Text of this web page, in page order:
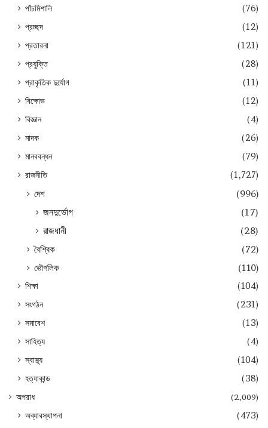
পাঁচমিশালি
(76)
প্রচ্ছদ
(12)
প্রতারনা
(121)
প্রযুক্তি
(28)
প্রাকৃতিক দুর্যোগ
(11)
বিক্ষোভ
(12)
বিজ্ঞান
(4)
মাদক
(26)
মানববন্ধন
(79)
রাজনীতি
(1,727)
দেশ
(996)
জনদুর্ভোগ
(17)
রাজধানী
(28)
বৈশ্বিক
(72)
ভৌগলিক
(110)
শিক্ষা
(104)
সংগঠন
(231)
সমাবেশ
(13)
সাহিত্য
(4)
স্বাস্থ্য
(104)
হত্যাকান্ড
(38)
অপরাধ (2,009)
অব্যাবস্থাপনা
(473)